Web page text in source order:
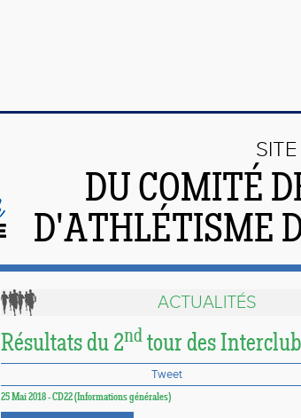
DU COMITÉ
D'ATHLÉTISME
ACTUALITÉS
Résultats du 2nd tour des
Tweet
25 Mai 2018 - CD22 (Informations générales)